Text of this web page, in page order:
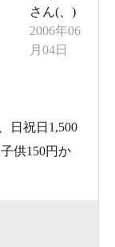
さん(
)
2006年06
月04日
日祝日1,500
供150円か